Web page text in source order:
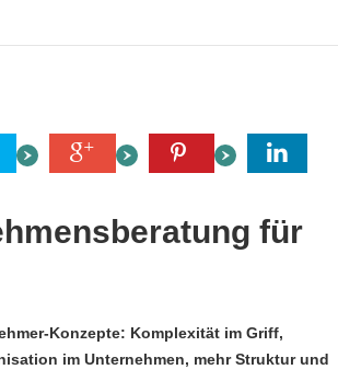
für
Konzepte: Komplexität im Griff,
im Unternehmen, mehr Struktur und